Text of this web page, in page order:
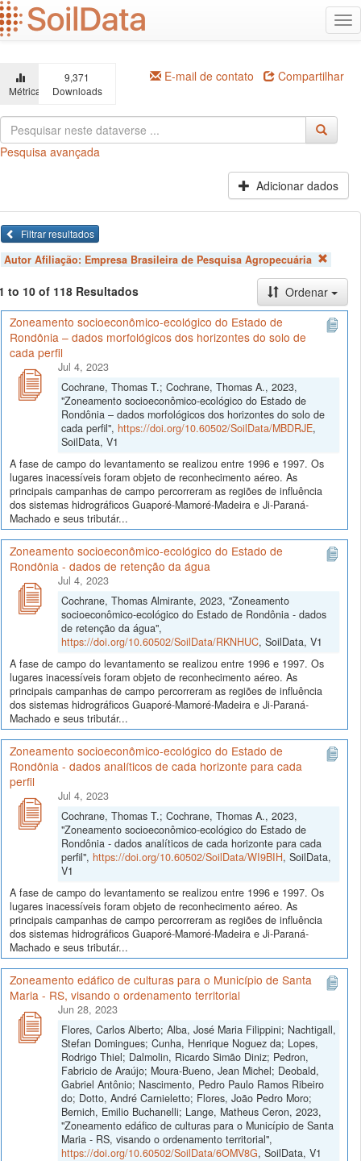
Ir
para
o
principal
Métricas
9,371
Downloads
E-mail de contato Compartilhar
Pesquisa avançada
Adicionar dados
Filtrar resultados
Autor Afiliação: Empresa Brasileira de Pesquisa Agropecuária
to 10 of 118 Resultados
Ordenar
Zoneamento socioeconômico-ecológico do Estado de
Rondônia – dados morfológicos dos horizontes do solo de
cada perfil
Jul 4, 2023
Cochrane, Thomas T.; Cochrane, Thomas A., 2023,
"Zoneamento socioeconômico-ecológico do Estado de
Rondônia – dados morfológicos dos horizontes do solo de
cada perfil", https://doi.org/10.60502/SoilData/MBDRJE,
SoilData, V1
A fase de campo do levantamento se realizou entre 1996 e 1997. Os
lugares inacessíveis foram objeto de reconhecimento aéreo. As
principais campanhas de campo percorreram as regiões de influência
dos sistemas hidrográficos Guaporé-Mamoré-Madeira e Ji-Paraná-
Machado e seus tributár...
Zoneamento socioeconômico-ecológico do Estado de
Rondônia - dados de retenção da água
Jul 4, 2023
Cochrane, Thomas Almirante, 2023, "Zoneamento
socioeconômico-ecológico do Estado de Rondônia - dados
de retenção da água",
https://doi.org/10.60502/SoilData/RKNHUC, SoilData, V1
A fase de campo do levantamento se realizou entre 1996 e 1997. Os
lugares inacessíveis foram objeto de reconhecimento aéreo. As
principais campanhas de campo percorreram as regiões de influência
dos sistemas hidrográficos Guaporé-Mamoré-Madeira e Ji-Paraná-
Machado e seus tributár...
Zoneamento socioeconômico-ecológico do Estado de
Rondônia - dados analíticos de cada horizonte para cada
perfil
Jul 4, 2023
Cochrane, Thomas T.; Cochrane, Thomas A., 2023,
"Zoneamento socioeconômico-ecológico do Estado de
Rondônia - dados analíticos de cada horizonte para cada
perfil", https://doi.org/10.60502/SoilData/WI9BIH, SoilData,
V1
A fase de campo do levantamento se realizou entre 1996 e 1997. Os
lugares inacessíveis foram objeto de reconhecimento aéreo. As
principais campanhas de campo percorreram as regiões de influência
dos sistemas hidrográficos Guaporé-Mamoré-Madeira e Ji-Paraná-
Machado e seus tributár...
Zoneamento edáfico de culturas para o Município de Santa
Maria - RS, visando o ordenamento territorial
Jun 28, 2023
Flores, Carlos Alberto; Alba, José Maria Filippini; Nachtigall,
Stefan Domingues; Cunha, Henrique Noguez da; Lopes,
Rodrigo Thiel; Dalmolin, Ricardo Simão Diniz; Pedron,
Fabricio de Araújo; Moura-Bueno, Jean Michel; Deobald,
Gabriel Antônio; Nascimento, Pedro Paulo Ramos Ribeiro
do; Dotto, André Carnieletto; Flores, João Pedro Moro;
Bernich, Emilio Buchanelli; Lange, Matheus Ceron, 2023,
"Zoneamento edáfico de culturas para o Município de Santa
Maria - RS, visando o ordenamento territorial",
https://doi.org/10.60502/SoilData/6OMV8G, SoilData, V1